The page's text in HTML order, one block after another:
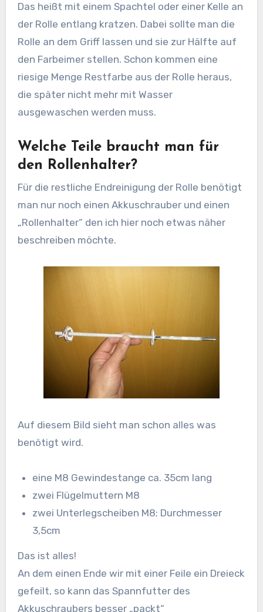
Das heißt mit einem Spachtel oder einer Kelle an
der Rolle entlang kratzen. Dabei sollte man die
Rolle an dem Griff lassen und sie zur Hälfte auf
den Farbeimer stellen. Schon kommen eine
riesige Menge Restfarbe aus der Rolle heraus,
die später nicht mehr mit Wasser
ausgewaschen werden muss.
Welche Teile braucht man für
den Rollenhalter?
Für die restliche Endreinigung der Rolle benötigt
man nur noch einen Akkuschrauber und einen
„Rollenhalter“ den ich hier noch etwas näher
beschreiben möchte.
Auf diesem Bild sieht man schon alles was
benötigt wird.
eine M8 Gewindestange ca. 35cm lang
zwei Flügelmuttern M8
zwei Unterlegscheiben M8; Durchmesser
3,5cm
Das ist alles!
An dem einen Ende wir mit einer Feile ein Dreieck
gefeilt, so kann das Spannfutter des
Akkuschraubers besser „packt“